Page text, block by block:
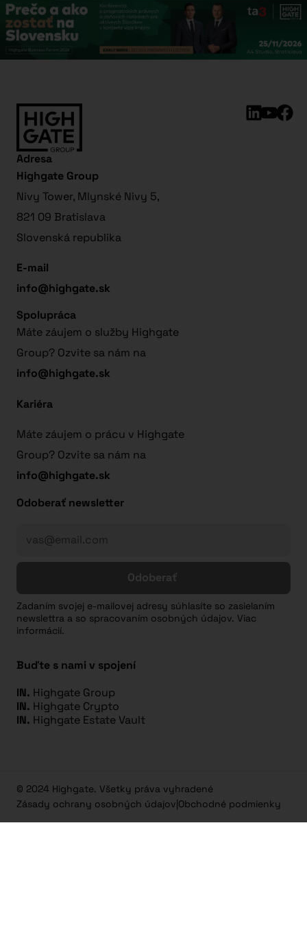
Adresa
Highgate Group
Nivy Tower, Mlynské Nivy 5,
821 09 Bratislava
Slovenská republika
E-mail
info@highgate.sk
Spolupráca
Máte záujem o služby Highgate
Group? Ozvite sa nám na
info@highgate.sk
Kariéra
Máte záujem o prácu v Highgate
Group? Ozvite sa nám na
info@highgate.sk
Odoberať newsletter
Odoberať
Zadaním svojej e-mailovej adresy súhlasíte so zasielaním
newslettra a so spracovaním osobných údajov. Viac
informácií.
Buďte s nami v spojení
IN. Highgate Group
IN. Highgate Crypto
IN. Highgate Estate Vault
© 2024 Highgate. Všetky práva vyhradené
Zásady ochrany osobných údajov|Obchodné podmienky